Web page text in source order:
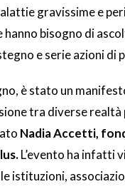
gravissime e
hanno bisogno di
e serie azioni di
è stato un
tra diverse realtà
Nadia Accetti,
L’evento ha infatti
istituzioni,